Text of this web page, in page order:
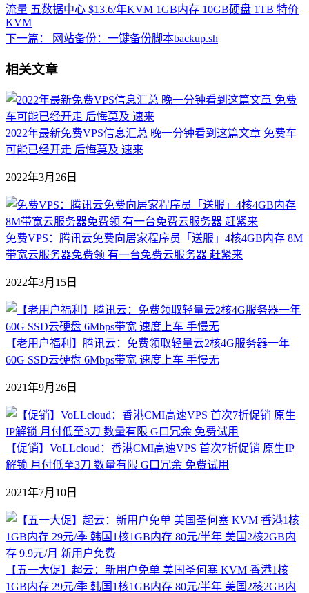
流量 五数据中心 $13.6/年KVM 1GB内存 10GB硬盘 1TB 特价
KVM
下一篇：
网站备份：一键备份脚本backup.sh
相关文章
2022年最新免费VPS信息汇总 晚一分钟看到这篇文章 免费车
可能已经开走 后悔莫及 速来
2022年3月26日
免费VPS：腾讯云免费向居家程序员「送服」4核4GB内存 8M
带宽云服务器免费领 有一台免费云服务器 赶紧来
2022年3月15日
【老用户福利】腾讯云：免费领取轻量云2核4G服务器一年
60G SSD云硬盘 6Mbps带宽 速度上车 手慢无
2021年9月26日
【促销】VoLLcloud：香港CMI高速VPS 首次7折促销 原生IP
解锁 月付低至3刀 数量有限 G口冗余 免费试用
2021年7月10日
【五一大促】超云：新用户免单 美国圣何塞 KVM 香港1核
1GB内存 29元/季 韩国1核1GB内存 80元/半年 美国2核2GB内